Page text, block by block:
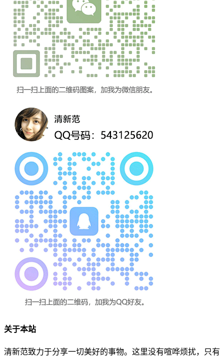
关于本站
清新范致力于分享一切美好的事物。这里没有喧哗烦扰，只有